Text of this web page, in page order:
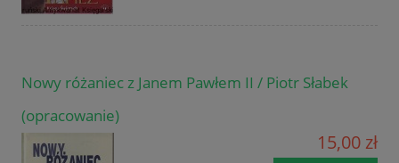
Nowy różaniec z Janem Pawłem II / Piotr Słabek
(opracowanie)
15,00 zł